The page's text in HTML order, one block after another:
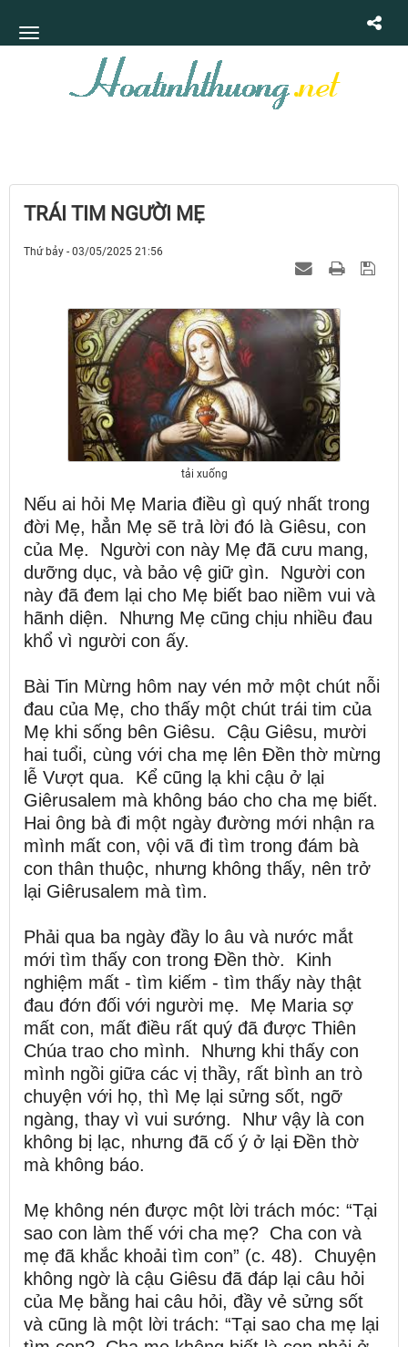
TRÁI TIM NGƯỜI MẸ
Thứ bảy - 03/05/2025 21:56
tải xuống
Nếu ai hỏi Mẹ Maria điều gì quý nhất trong
đời Mẹ, hẳn Mẹ sẽ trả lời đó là Giêsu, con
của Mẹ. Người con này Mẹ đã cưu mang,
dưỡng dục, và bảo vệ giữ gìn. Người con
này đã đem lại cho Mẹ biết bao niềm vui và
hãnh diện. Nhưng Mẹ cũng chịu nhiều đau
khổ vì người con ấy.
Bài Tin Mừng hôm nay vén mở một chút nỗi
đau của Mẹ, cho thấy một chút trái tim của
Mẹ khi sống bên Giêsu. Cậu Giêsu, mười
hai tuổi, cùng với cha mẹ lên Đền thờ mừng
lễ Vượt qua. Kể cũng lạ khi cậu ở lại
Giêrusalem mà không báo cho cha mẹ biết.
Hai ông bà đi một ngày đường mới nhận ra
mình mất con, vội vã đi tìm trong đám bà
con thân thuộc, nhưng không thấy, nên trở
lại Giêrusalem mà tìm.
Phải qua ba ngày đầy lo âu và nước mắt
mới tìm thấy con trong Đền thờ. Kinh
nghiệm mất - tìm kiếm - tìm thấy này thật
đau đớn đối với người mẹ. Mẹ Maria sợ
mất con, mất điều rất quý đã được Thiên
Chúa trao cho mình. Nhưng khi thấy con
mình ngồi giữa các vị thầy, rất bình an trò
chuyện với họ, thì Mẹ lại sửng sốt, ngỡ
ngàng, thay vì vui sướng. Như vậy là con
không bị lạc, nhưng đã cố ý ở lại Đền thờ
mà không báo.
Mẹ không nén được một lời trách móc: “Tại
sao con làm thế với cha mẹ? Cha con và
mẹ đã khắc khoải tìm con” (c. 48). Chuyện
không ngờ là cậu Giêsu đã đáp lại câu hỏi
của Mẹ bằng hai câu hỏi, đầy vẻ sửng sốt
và cũng là một lời trách: “Tại sao cha mẹ lại